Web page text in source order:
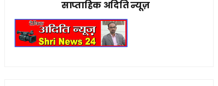
साप्ताहिक अदिति न्यूज़